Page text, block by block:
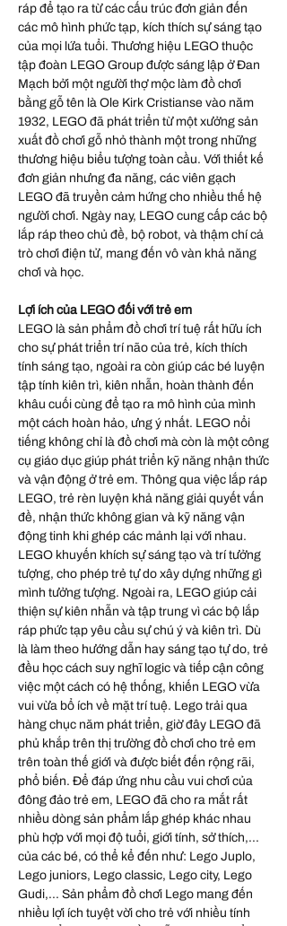
ráp để tạo ra từ các cấu trúc đơn giản đến
các mô hình phức tạp, kích thích sự sáng tạo
của mọi lứa tuổi. Thương hiệu LEGO thuộc
tập đoàn LEGO Group được sáng lập ở Đan
Mạch bởi một người thợ mộc làm đồ chơi
bằng gỗ tên là Ole Kirk Cristianse vào năm
1932, LEGO đã phát triển từ một xưởng sản
xuất đồ chơi gỗ nhỏ thành một trong những
thương hiệu biểu tượng toàn cầu. Với thiết kế
đơn giản nhưng đa năng, các viên gạch
LEGO đã truyền cảm hứng cho nhiều thế hệ
người chơi. Ngày nay, LEGO cung cấp các bộ
lắp ráp theo chủ đề, bộ robot, và thậm chí cả
trò chơi điện tử, mang đến vô vàn khả năng
chơi và học.
Lợi ích của LEGO đối với trẻ em
LEGO là sản phẩm đồ chơi trí tuệ rất hữu ích
cho sự phát triển trí não của trẻ, kích thích
tính sáng tạo, ngoài ra còn giúp các bé luyện
tập tính kiên trì, kiên nhẫn, hoàn thành đến
khâu cuối cùng để tạo ra mô hình của mình
một cách hoàn hảo, ưng ý nhất. LEGO nổi
tiếng không chỉ là đồ chơi mà còn là một công
cụ giáo dục giúp phát triển kỹ năng nhận thức
và vận động ở trẻ em. Thông qua việc lắp ráp
LEGO, trẻ rèn luyện khả năng giải quyết vấn
đề, nhận thức không gian và kỹ năng vận
động tinh khi ghép các mảnh lại với nhau.
LEGO khuyến khích sự sáng tạo và trí tưởng
tượng, cho phép trẻ tự do xây dựng những gì
mình tưởng tượng. Ngoài ra, LEGO giúp cải
thiện sự kiên nhẫn và tập trung vì các bộ lắp
ráp phức tạp yêu cầu sự chú ý và kiên trì. Dù
là làm theo hướng dẫn hay sáng tạo tự do, trẻ
đều học cách suy nghĩ logic và tiếp cận công
việc một cách có hệ thống, khiến LEGO vừa
vui vừa bổ ích về mặt trí tuệ. Lego trải qua
hàng chục năm phát triển, giờ đây LEGO đã
phủ khắp trên thị trường đồ chơi cho trẻ em
trên toàn thế giới và được biết đến rộng rãi,
phổ biến. Để đáp ứng nhu cầu vui chơi của
đông đảo trẻ em, LEGO đã cho ra mắt rất
nhiều dòng sản phẩm lắp ghép khác nhau
phù hợp với mọi độ tuổi, giới tính, sở thích,...
của các bé, có thể kể đến như: Lego Juplo,
Lego juniors, Lego classic, Lego city, Lego
Gudi,... Sản phẩm đồ chơi Lego mang đến
nhiều lợi ích tuyệt vời cho trẻ với nhiều tính